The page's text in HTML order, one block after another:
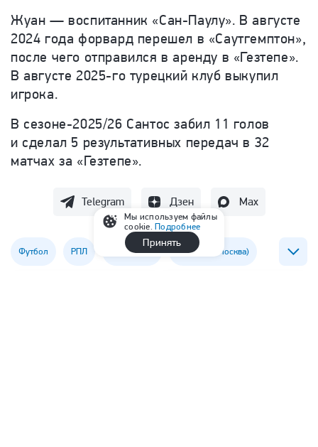
Жуан — воспитанник «Сан-Паулу». В августе
2024 года форвард перешел в «Саутгемптон»,
после чего отправился в аренду в «Гезтепе».
В августе 2025-го турецкий клуб выкупил
игрока.
В сезоне-2025/26 Сантос забил 11 голов
и сделал 5 результативных передач в 32
матчах за «Гезтепе».
Telegram Дзен Max
Футбол РПЛ ФК Гезтепе ФК ЦСКА (Москва)
Мы используем файлы
cookie.Подробнее
Принять